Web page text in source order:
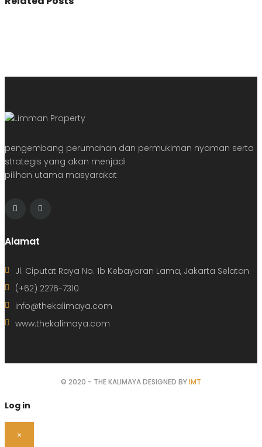
pengembang perumahan dan permukiman nyaman serta
strategis yang akan menjadi
pilihan utama masyarakat
Alamat
Jl. Ciputat Raya No. 1b Kebayoran Lama, Jakarta Selatan
(+62) 2276-7310
info@thekalimaya.com
www.thekalimaya.com
© 2020 - THE KALIMAYA DESIGNED BYIMT
Log in
×